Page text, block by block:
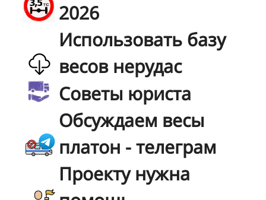
2026
Использовать базу
весов нерудас
Советы юриста
Обсуждаем весы
платон - телеграм
Проекту нужна